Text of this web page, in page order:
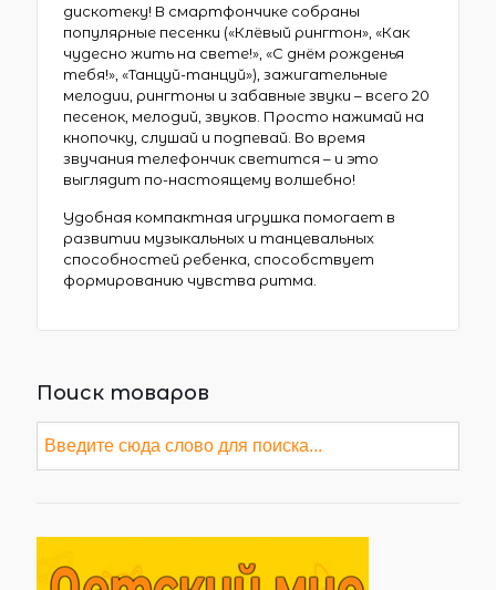
дискотеку! В смартфончике собраны
популярные песенки («Клёвый рингтон», «Как
чудесно жить на свете!», «С днём рожденья
тебя!», «Танцуй-танцуй»), зажигательные
мелодии, рингтоны и забавные звуки – всего 20
песенок, мелодий, звуков. Просто нажимай на
кнопочку, слушай и подпевай. Во время
звучания телефончик светится – и это
выглядит по-настоящему волшебно!
Удобная компактная игрушка помогает в
развитии музыкальных и танцевальных
способностей ребенка, способствует
формированию чувства ритма.
Поиск товаров